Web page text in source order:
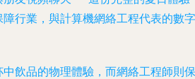
行業，與計算機網絡工程代表的數字
飲品的物理體驗，而網絡工程師則保